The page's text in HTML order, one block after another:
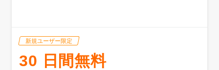
新規ユーザー限定
30 日間無料